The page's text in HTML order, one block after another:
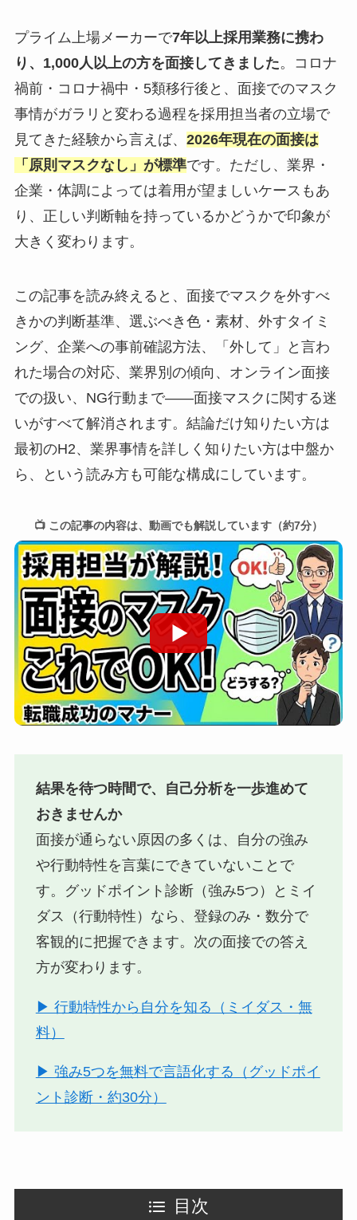
プライム上場メーカーで7年以上採用業務に携わ
り、1,000人以上の方を面接してきました。コロナ
禍前・コロナ禍中・5類移行後と、面接でのマスク
事情がガラリと変わる過程を採用担当者の立場で
見てきた経験から言えば、 2026年現在の面接は
「原則マスクなし」が標準です。ただし、業界・
企業・体調によっては着用が望ましいケースもあ
り、正しい判断軸を持っているかどうかで印象が
大きく変わります。
この記事を読み終えると、面接でマスクを外すべ
きかの判断基準、選ぶべき色・素材、外すタイミ
ング、企業への事前確認方法、「外して」と言わ
れた場合の対応、業界別の傾向、オンライン面接
での扱い、NG行動まで——面接マスクに関する迷
いがすべて解消されます。結論だけ知りたい方は
最初のH2、業界事情を詳しく知りたい方は中盤か
ら、という読み方も可能な構成にしています。
📺 この記事の内容は、動画でも解説しています（約7分）
結果を待つ時間で、自己分析を一歩進めて
おきませんか
面接が通らない原因の多くは、自分の強み
や行動特性を言葉にできていないことで
す。グッドポイント診断（強み5つ）とミイ
ダス（行動特性）なら、登録のみ・数分で
客観的に把握できます。次の面接での答え
方が変わります。
▶ 行動特性から自分を知る（ミイダス・無
料）
▶ 強み5つを無料で言語化する（グッドポイ
ント診断・約30分）
目次